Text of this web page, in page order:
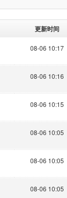
更新时间
08-06 10:17
08-06 10:16
08-06 10:15
08-06 10:05
08-06 10:05
08-06 10:05